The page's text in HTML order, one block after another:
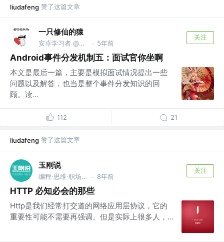
liudafeng 赞了这篇文章
一只修仙的猿
安卓学习者 @支付宝 · 5年前
关注
Android事件分发机制五：面试官你坐啊
本文是最后一篇，主要是模拟面试情况提出一些
问题以及解答，也当是整个事件分发知识的回
顾。读...
112 21
liudafeng 赞了这篇文章
玉刚说
编程·思维·职场 @BAT · 8年前
关注
HTTP 必知必会的那些
Http是我们经常打交道的网络应用层协议，它的
重要性可能不需要再强调。但是实际上很多人，...